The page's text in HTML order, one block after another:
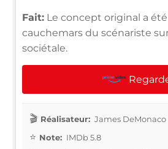
Fait: Le concept original a
cauchemars du scénariste
sociétale.
Réalisateur: James DeMonaco
Note: IMDb 5.8